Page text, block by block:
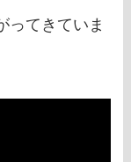
ってきていま